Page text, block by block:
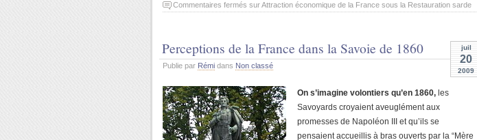
Commentaires fermés sur Attraction économique de la France sous la Restauration sarde
juil
20
2009
Perceptions de la France dans la Savoie de 1860
Publie par Rémi dans Non classé
On s’imagine volontiers qu’en 1860, les
Savoyards croyaient aveuglément aux
promesses de Napoléon III et qu’ils se
pensaient accueillis à bras ouverts par la “Mère